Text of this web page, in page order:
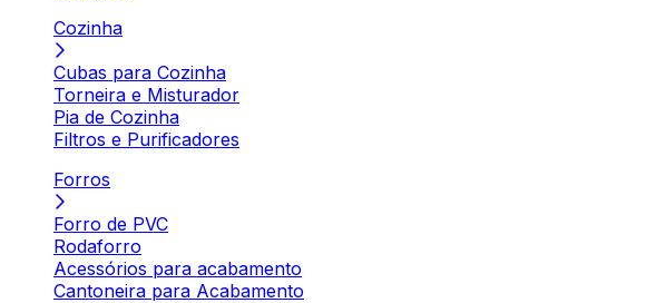
Cozinha
Cubas para Cozinha
Torneira e Misturador
Pia de Cozinha
Filtros e Purificadores
Forros
Forro de PVC
Rodaforro
Acessórios para acabamento
Cantoneira para Acabamento